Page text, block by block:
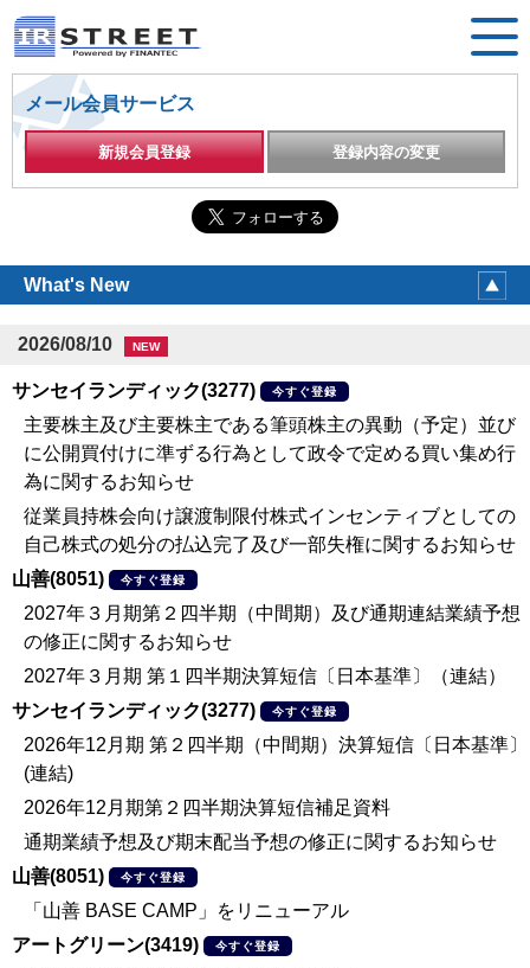
メール会員サービス
新規会員登録 登録内容の変更
What's New
2026/08/10 NEW
サンセイランディック(3277) 今すぐ登録
主要株主及び主要株主である筆頭株主の異動（予定）並び
に公開買付けに準ずる行為として政令で定める買い集め行
為に関するお知らせ
従業員持株会向け譲渡制限付株式インセンティブとしての
自己株式の処分の払込完了及び一部失権に関するお知らせ
山善(8051)
今すぐ登録
2027年３月期第２四半期（中間期）及び通期連結業績予想
の修正に関するお知らせ
2027年３月期 第１四半期決算短信〔日本基準〕（連結）
サンセイランディック(3277)
今すぐ登録
2026年12月期 第２四半期（中間期）決算短信〔日本基準〕
(連結)
2026年12月期第２四半期決算短信補足資料
通期業績予想及び期末配当予想の修正に関するお知らせ
山善(8051)
今すぐ登録
「山善 BASE CAMP」をリニューアル
アートグリーン(3419)
今すぐ登録